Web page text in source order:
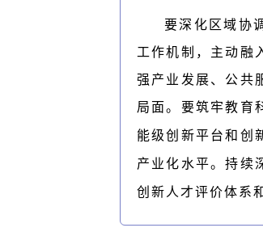
要深化区域协
工作机制，主动融
强产业发展、公共
局面。要筑牢教育
能级创新平台和创
产业化水平。持续
创新人才评价体系